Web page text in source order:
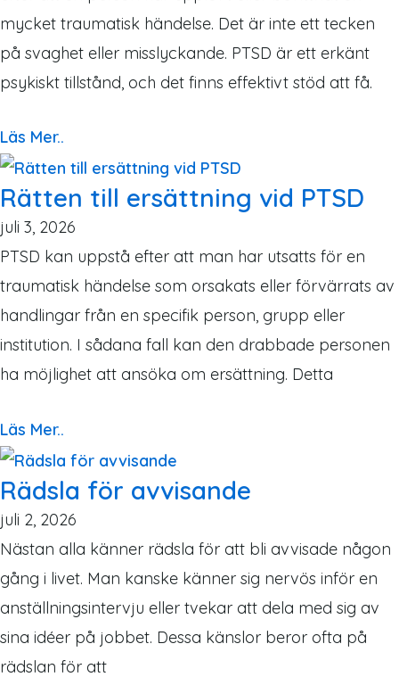
mycket traumatisk händelse. Det är inte ett tecken
på svaghet eller misslyckande. PTSD är ett erkänt
psykiskt tillstånd, och det finns effektivt stöd att få.
Läs Mer..
Rätten till ersättning vid PTSD
juli 3, 2026
PTSD kan uppstå efter att man har utsatts för en
traumatisk händelse som orsakats eller förvärrats av
handlingar från en specifik person, grupp eller
institution. I sådana fall kan den drabbade personen
ha möjlighet att ansöka om ersättning. Detta
Läs Mer..
Rädsla för avvisande
juli 2, 2026
Nästan alla känner rädsla för att bli avvisade någon
gång i livet. Man kanske känner sig nervös inför en
anställningsintervju eller tvekar att dela med sig av
sina idéer på jobbet. Dessa känslor beror ofta på
rädslan för att